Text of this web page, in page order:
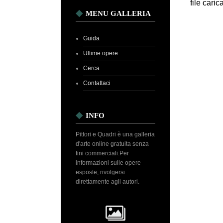
file
MENU GALLERIA
Guida
Ultime opere
Cerca
Contattaci
INFO
Pittori e Quadri è una galleria
d'arte online gratuita senza
fini commerciali.Per
informazioni sulle opere
esposte, rivolgersi
direttamente agli autori.